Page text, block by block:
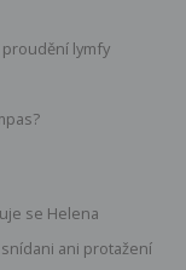
lymfy
se Helena
ani protažení